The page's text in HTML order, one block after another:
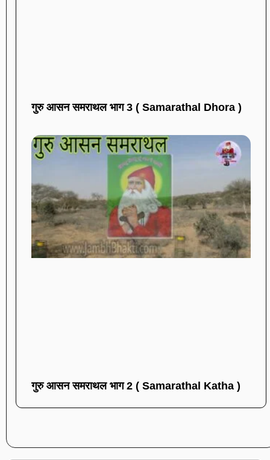
गुरु आसन समराथल भाग 3 ( Samarathal Dhora )
गुरु आसन समराथल भाग 2 ( Samarathal Katha )